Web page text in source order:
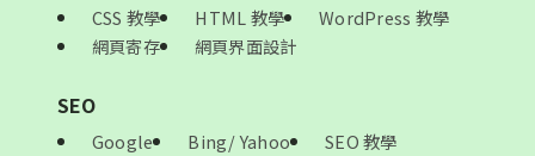
CSS 教學 HTML 教學
WordPress 教學
網頁寄存
網頁界面設計
SEO
Google Bing/ Yahoo SEO 教學